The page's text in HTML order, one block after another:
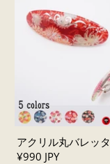
アクリル丸バレッタ
¥990 JPY